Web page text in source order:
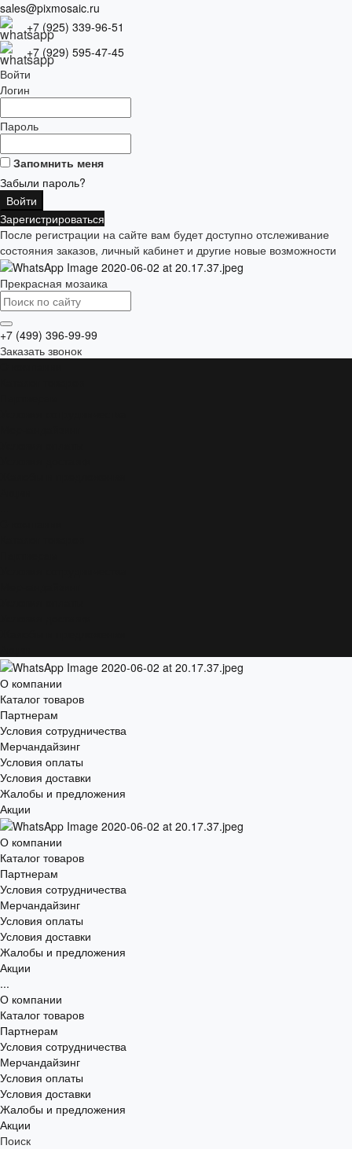
sales@pixmosaic.ru
+7 (925) 339-96-51
+7 (929) 595-47-45
Войти
Логин
Пароль
Запомнить меня
Забыли пароль?
Зарегистрироваться
После регистрации на сайте вам будет доступно отслеживание
состояния заказов, личный кабинет и другие новые возможности
Прекрасная мозаика
+7 (499) 396-99-99
Заказать звонок
О компании
Каталог товаров
Партнерам
Условия сотрудничества
Мерчандайзинг
Условия оплаты
Условия доставки
Жалобы и предложения
Акции
О компании
Каталог товаров
Партнерам
Условия сотрудничества
Мерчандайзинг
Условия оплаты
Условия доставки
Жалобы и предложения
Акции
...
О компании
Каталог товаров
Партнерам
Условия сотрудничества
Мерчандайзинг
Условия оплаты
Условия доставки
Жалобы и предложения
Акции
Поиск